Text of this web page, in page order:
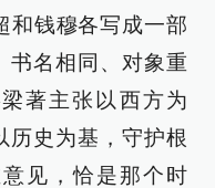
和钱穆各写成一部
书名相同、对象重
著主张以西方为
历史为基，守护根
见，恰是那个时